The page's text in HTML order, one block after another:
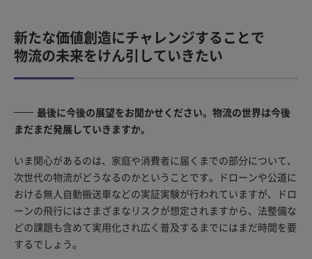
新たな価値創造にチャレンジすることで
物流の未来をけん引していきたい
最後に今後の展望をお聞かせください。物流の世界は今後
まだまだ発展していきますか。
いま関心があるのは、家庭や消費者に届くまでの部分について、
次世代の物流がどうなるのかということです。ドローンや公道に
おける無人自動搬送車などの実証実験が行われていますが、ドロ
ーンの飛行にはさまざまなリスクが想定されますから、法整備な
どの課題も含めて実用化され広く普及するまでにはまだ時間を要
するでしょう。